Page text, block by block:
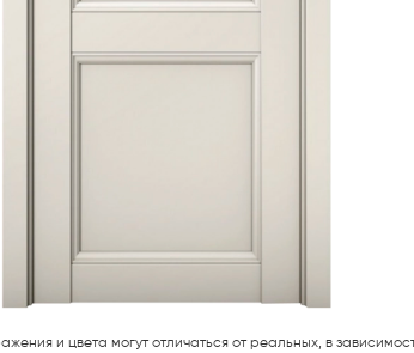
и цвета могут отличаться от реальных, в